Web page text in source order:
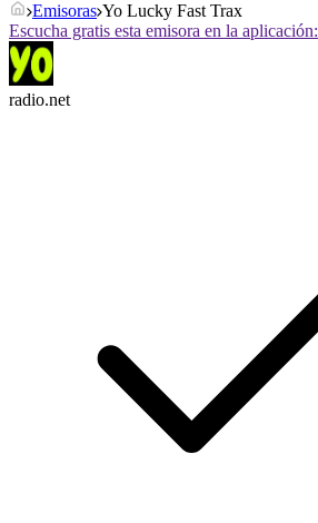
Emisoras Yo Lucky Fast Trax
Escucha gratis esta emisora en la aplicación:
radio.net